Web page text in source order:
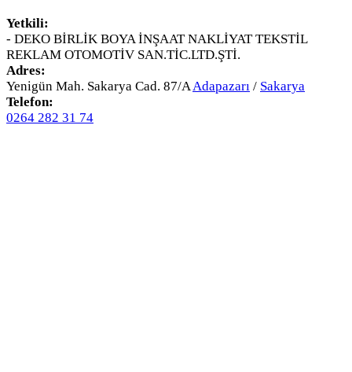
Yetkili:
- DEKO BİRLİK BOYA İNŞAAT NAKLİYAT TEKSTİL
REKLAM OTOMOTİV SAN.TİC.LTD.ŞTİ.
Adres:
Yenigün Mah. Sakarya Cad. 87/A Adapazarı / Sakarya
Telefon:
0264 282 31 74